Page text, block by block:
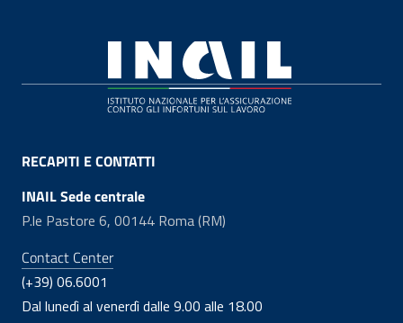
RECAPITI E CONTATTI
INAIL Sede centrale
P.le Pastore 6, 00144 Roma (RM)
Contact Center
(+39) 06.6001
Dal lunedì al venerdì dalle 9.00 alle 18.00